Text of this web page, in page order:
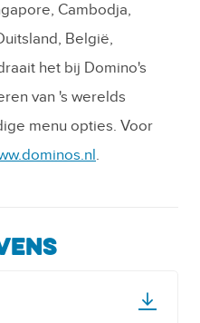
Cambodja,
België,
het bij Domino's
van 's werelds
menu opties. Voor
.